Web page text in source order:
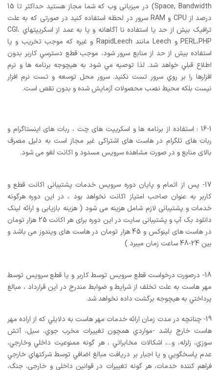
Space, Bandwidth) در میزبانی وب که شما مجاز هستید حداکثر تا 15
درصد از CPU و RAM سرور در لحظه استفاده کنید در صورتی که به علت
ترافیک بیش از حد یا استفاده نا آگاهانه و يا به عمد از اسکريپتهاي CGI،
PERL،PHP و Leech مانند RapidLeech و غیره که موجب تخريب و يا
استفاده بيش از حد از منابع سرور شود، موجب قطع دسترسي کاربر بدون
اطلاع قبلي خواهد شد. لذا توصيه مي شود به هيچوجه برنامه ها و نرم
افزارها را بر روي سرور تست نکنيد. سرور محل توسعه و تست نرم افزار
نيست بلکه محيط نصب محصولات آزمايش شده و بدون نقص است.
16-1 : استفاده از برنامه ها و اسکریپت های چت ، ربات های اینستاگرام و
ربات های تلگرام در هاست های اشتراکی غیر مجاز است به دلیل مصرف
بالای منابع و در صورت مشاهده سرویس مسدود و اکانت لغو می شود.
17- پس از اتمام و پایان دوره سرویس خدمات پشتیبانی اکانت قطع و
کاربر به عنوان صاحب امتیاز اکانت نخواهد بود ، در این دوره هرگونه
خدمات و پشتیبانی لازم شامل هزینه می شود ( هزینه بازیابی و ارائه لینک
دانلود بک آپ و پشتیبانی سایت در این دوره برای هر اکانت 25 هزار تومان
در هاست های لینوکس و 45 هزار تومان در هاست های ویندوز می باشد و
بین 24-48 ساعت زمان میبرد )
18- درصورت درخواست قطع سرويس توسط کاربر و يا قطع سرويس توسط
مهر هاست به علت تخلف از شرايط و ضوابط مندرج در اين قرارداد ، مبالغ
پرداختي به هيچوجه برگشت داده نخواهد شد.
19- چنانچه در مدت زمان ارائه خدمات مهر هاست به دلايلي که از اراده مهر
هاست خارج باشد -مواردي همچون تغييرات مخرب جوي، سيل، آتش
سوزي، زلزله، و...، اشکالات مخابراتي ، هر گونه ممنوعيت داخلي وخارجي،
عدم پاسخگويي و يا اجبار بر دريافت مبالغ اضافي توسط شرکتهاي خارجي
فراهم کننده خدمات، هر گونه تغييرات در قوانين داخلي و خارجي، جنگ،